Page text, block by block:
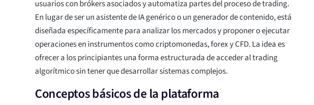
usuarios con brókers asociados y automatiza partes del proceso de trading.
En lugar de ser un asistente de IA genérico o un generador de contenido, está
diseñada específicamente para analizar los mercados y proponer o ejecutar
operaciones en instrumentos como criptomonedas, forex y CFD. La idea es
ofrecer a los principiantes una forma estructurada de acceder al trading
algorítmico sin tener que desarrollar sistemas complejos.
Conceptos básicos de la plataforma